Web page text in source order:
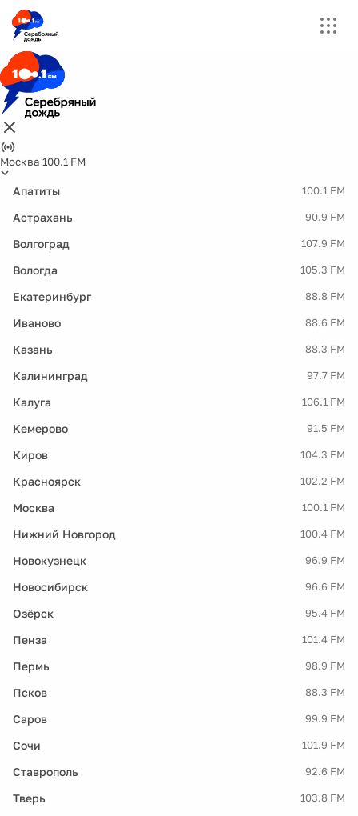
Москва 100.1 FM
Апатиты 100.1 FM
Астрахань 90.9 FM
Волгоград 107.9 FM
Вологда 105.3 FM
Екатеринбург 88.8 FM
Иваново 88.6 FM
Казань 88.3 FM
Калининград 97.7 FM
Калуга 106.1 FM
Кемерово 91.5 FM
Киров 104.3 FM
Красноярск 102.2 FM
Москва 100.1 FM
Нижний Новгород 100.4 FM
Новокузнецк 96.9 FM
Новосибирск 96.6 FM
Озёрск 95.4 FM
Пенза 101.4 FM
Пермь 98.9 FM
Псков 88.3 FM
Саров 99.9 FM
Сочи 101.9 FM
Ставрополь 92.6 FM
Тверь 103.8 FM